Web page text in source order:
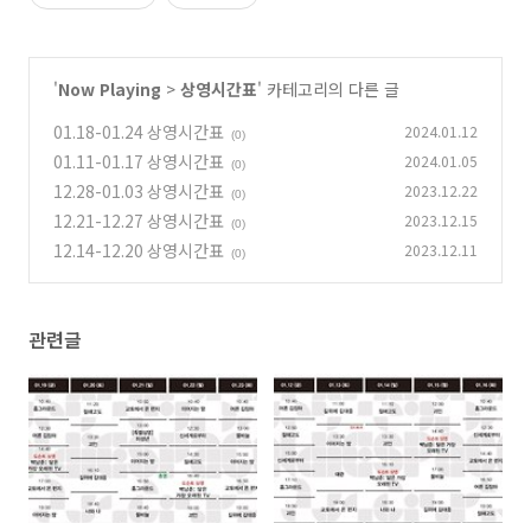
'Now Playing > 상영시간표' 카테고리의 다른 글
01.18-01.24 상영시간표 (0) 2024.01.12
01.11-01.17 상영시간표 (0) 2024.01.05
12.28-01.03 상영시간표 (0) 2023.12.22
12.21-12.27 상영시간표 (0) 2023.12.15
12.14-12.20 상영시간표 (0) 2023.12.11
관련글